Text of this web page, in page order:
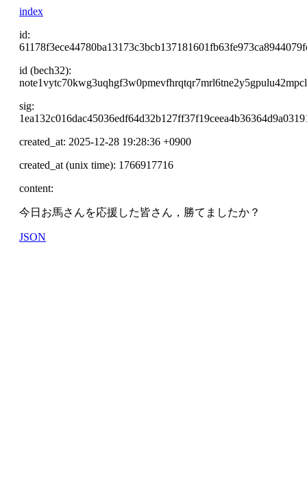
index
id:
id (bech32):
sig:
created_at: 2025-12-28 19:28:36 +0900
created_at (unix time): 1766917716
content:
今日お馬さんを応援した皆さん，勝てましたか？
JSON